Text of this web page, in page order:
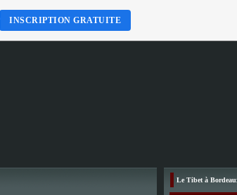
Le Tibet à
INSCRIPTION GRATUITE